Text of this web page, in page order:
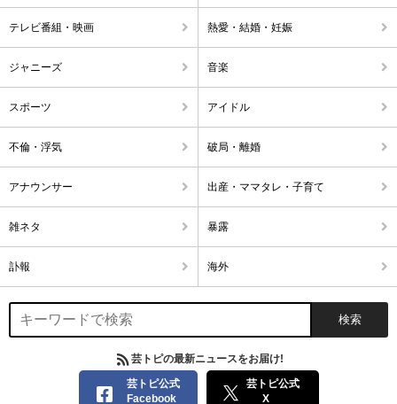
テレビ番組・映画 熱愛・結婚・妊娠
ジャニーズ 音楽
スポーツ アイドル
不倫・浮気 破局・離婚
アナウンサー 出産・ママタレ・子育て
雑ネタ 暴露
訃報 海外
芸トピの最新ニュースをお届け!
芸トピ公式
Facebook
芸トピ公式
X